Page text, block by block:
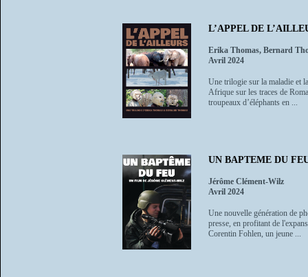
L’APPEL DE
Erika Thomas, Bernard
Avril 2024
Une trilogie sur la maladie et
Afrique sur les traces de
troupeaux d’éléphants en ...
UN BAPTEME DU
Jérôme Clément-Wilz
Avril 2024
Une nouvelle génération de
presse, en profitant de
Corentin Fohlen, un jeune ...